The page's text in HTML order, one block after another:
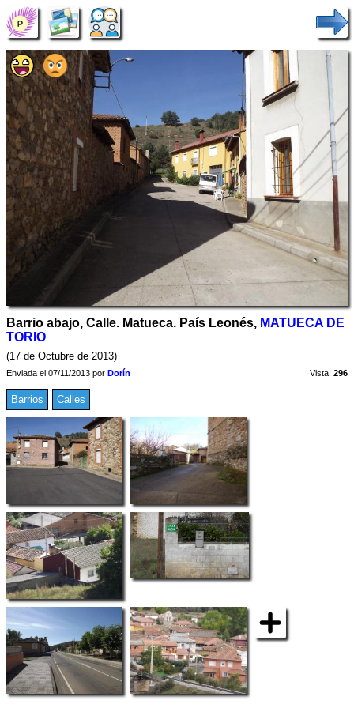
Barrio abajo, Calle. Matueca. País Leonés, MATUECA DE
TORIO
(17 de Octubre de 2013)
Enviada el 07/11/2013 por Dorín Vista: 296
Barrios Calles